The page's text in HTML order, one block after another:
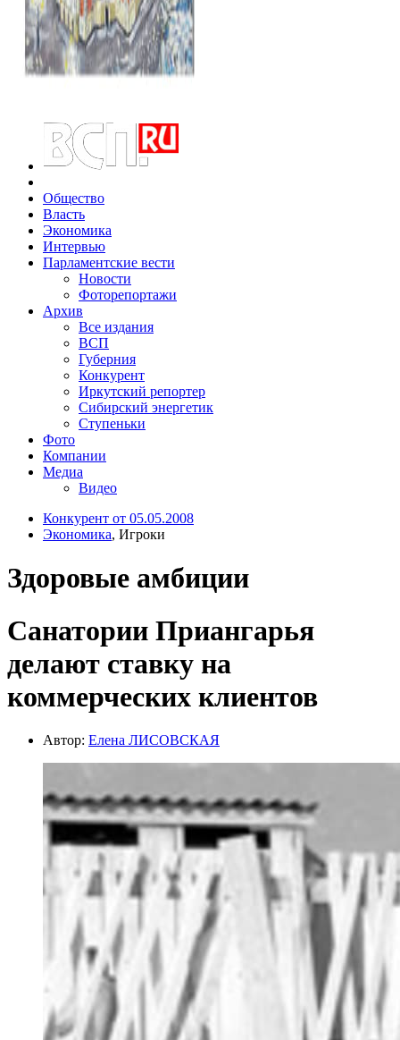
Общество
Власть
Экономика
Интервью
Парламентские вести
Новости
Фоторепортажи
Архив
Все издания
ВСП
Губерния
Конкурент
Иркутский репортер
Сибирский энергетик
Ступеньки
Фото
Компании
Медиа
Видео
Конкурент от 05.05.2008
Экономика, Игроки
Здоровые амбиции
Санатории Приангарья
делают ставку на
коммерческих клиентов
Автор: Елена ЛИСОВСКАЯ